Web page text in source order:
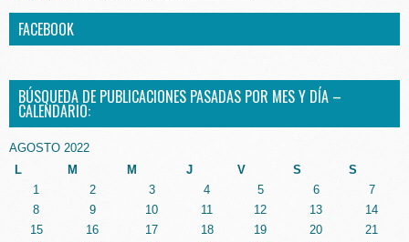
FACEBOOK
BÚSQUEDA DE PUBLICACIONES PASADAS POR MES Y DÍA –
CALENDARIO:
AGOSTO 2022
L
M M J V S S
1 2 3 4 5 6
7
8
9 10 11 12 13
14
15
16 17 18 19 20
21